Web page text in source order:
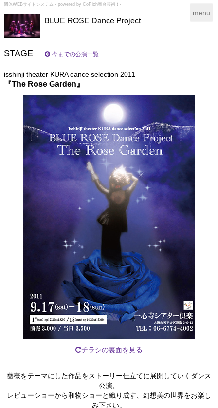
団体WEBサイトシステム - powered by CoRich舞台芸術！-
BLUE ROSE Dance Project
T
g
g
a
t
n
menu
STAGE 今までの公演一覧
isshinji theater KURA dance selection 2011
『The Rose Garden』
チラシの裏面を見る
薔薇をテーマにした作品をストーリー仕立てに展開していくダンス
公演。
レビューショーから和物ショーと織り成す、幻想美の世界をお楽し
み下さい。